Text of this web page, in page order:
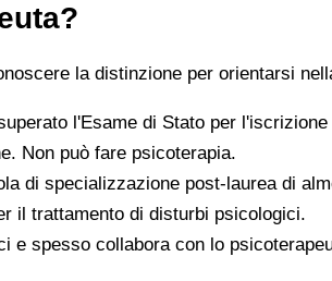
la distinzione per orientarsi
l'Esame di Stato per
Non può fare psicoterapia.
di specializzazione post-laurea di
il trattamento di disturbi psicologici.
spesso collabora con lo